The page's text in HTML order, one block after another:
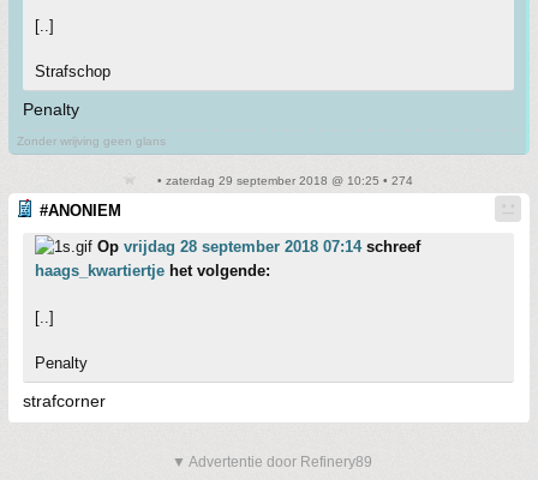
[..]
Strafschop
Penalty
Zonder wrijving geen glans
• zaterdag 29 september 2018 @ 10:25 • 274
#ANONIEM
Op vrijdag 28 september 2018 07:14schreef
haags_kwartiertje het volgende:
[..]
Penalty
strafcorner
▼ Advertentie door Refinery89